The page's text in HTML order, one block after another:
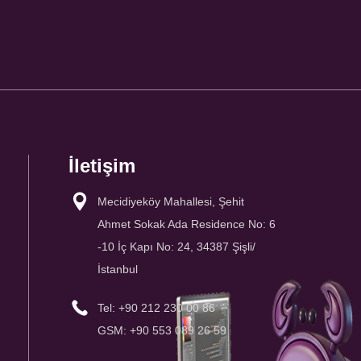
İletişim
Mecidiyeköy Mahallesi, Şehit
Ahmet Sokak Ada Residence No: 6
-10 İç Kapı No: 24, 34387 Şişli/
İstanbul
Tel: +90 212 230 00 86
GSM: +90 553 089 26 59